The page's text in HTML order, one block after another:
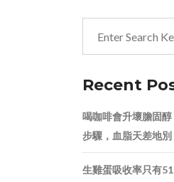
Recent
喝咖啡會升壞膽固
步驟，血脂天差地別
生雞蛋吸收率只有